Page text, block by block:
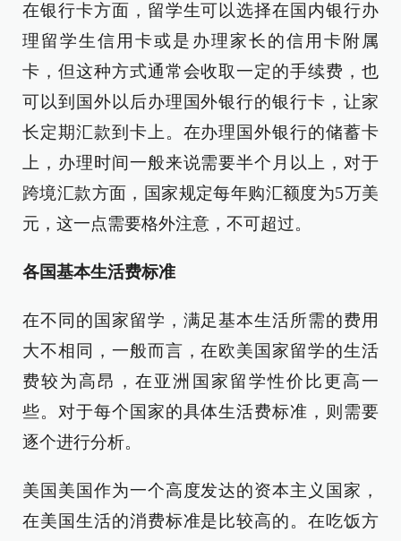
在银行卡方面，留学生可以选择在国内银行办
理留学生信用卡或是办理家长的信用卡附属
卡，但这种方式通常会收取一定的手续费，也
可以到国外以后办理国外银行的银行卡，让家
长定期汇款到卡上。在办理国外银行的储蓄卡
上，办理时间一般来说需要半个月以上，对于
跨境汇款方面，国家规定每年购汇额度为5万美
元，这一点需要格外注意，不可超过。
各国基本生活费标准
在不同的国家留学，满足基本生活所需的费用
大不相同，一般而言，在欧美国家留学的生活
费较为高昂，在亚洲国家留学性价比更高一
些。对于每个国家的具体生活费标准，则需要
逐个进行分析。
美国美国作为一个高度发达的资本主义国家，
在美国生活的消费标准是比较高的。在吃饭方